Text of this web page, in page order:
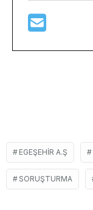
EGEŞEHIR A.Ş
SORUŞTURMA